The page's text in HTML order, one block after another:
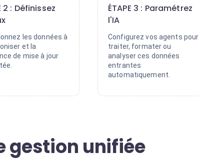
2 : Définissez
les données à
et la
de mise à jour
ÉTAPE 3 : Paramétrez
l'IA
Configurez vos agents pour
traiter, formater ou
analyser ces données
entrantes
automatiquement.
gestion unifiée